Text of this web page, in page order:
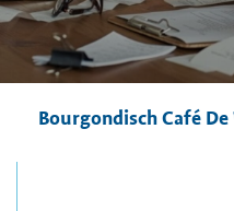
Bourgondisch Café